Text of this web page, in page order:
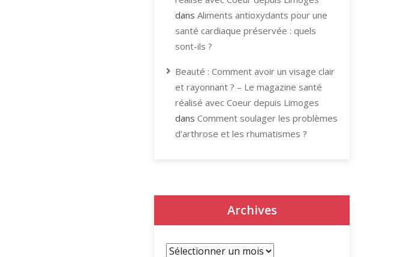
dans Aliments antioxydants pour une
santé cardiaque préservée : quels
sont-ils ?
Beauté : Comment avoir un visage clair
et rayonnant ? – Le magazine santé
réalisé avec Coeur depuis Limoges
dans Comment soulager les problèmes
d’arthrose et les rhumatismes ?
Archives
Archives